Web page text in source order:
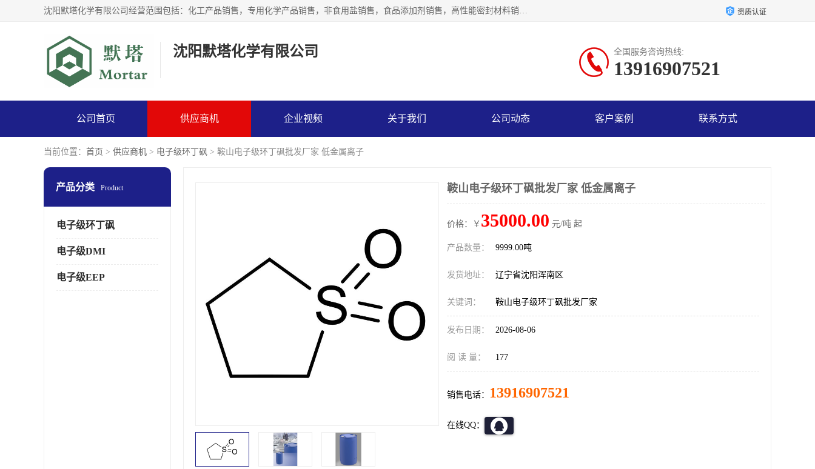
沈阳默塔化学有限公司经营范围包括：化工产品销售，专用化学产品销售，非食用盐销售，食品添加剂销售，高性能密封材料销售，涂料销售，合成材料销售，工程塑料及合成树脂销售等；主要产品有高纯电子级环丁砜，总金属离子可控制在ppb级别、纯度高、颜色浅、耐高温分解时间长，特别适合于半导体制造，硅片晶圆制造，清洗湿电子化学品，锂电池电解液，电子油墨，特种材料等高端行业；也适用于医药合成。 资质认证
沈阳默塔化学有限公司 全国服务咨询热线:
13916907521
公司首页 供应商机 企业视频 关于我们 公司动态 客户案例 联系方式
当前位置： 首页 > 供应商机 > 电子级环丁砜 > 鞍山电子级环丁砜批发厂家 低金属离子
产品分类 Product
电子级环丁砜
电子级DMI
电子级EEP
鞍山电子级环丁砜批发厂家 低金属离子
价格：￥ 35000.00 元/吨 起
产品数量： 9999.00吨
发货地址： 辽宁省沈阳浑南区
关键词： 鞍山电子级环丁砜批发厂家
发布日期： 2026-08-06
阅 读 量： 177
销售电话： 13916907521
在线QQ：